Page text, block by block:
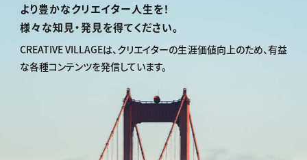
より豊かなクリエイター人生を！
様々な知見・発見を得てください。
CREATIVE VILLAGEは、クリエイターの生涯価値向上のため、有益
な各種コンテンツを発信しています。